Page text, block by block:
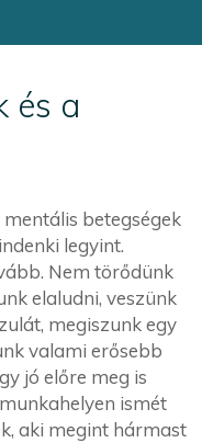
és a
betegségek
legyint.
Nem törődünk
elaludni, veszünk
megiszunk egy
valami erősebb
jó előre meg is
ismét
aki megint hármast